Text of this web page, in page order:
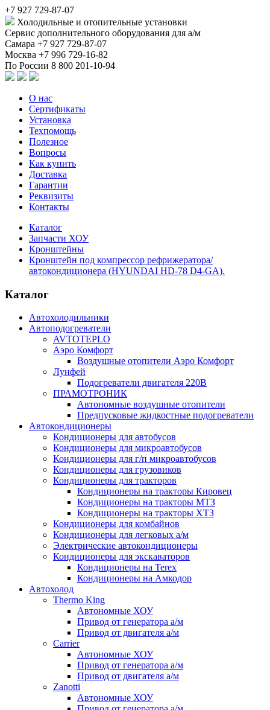
+7 927 729-87-07
Холодильные и отопительные установки
Сервис дополнительного оборудования для а/м
Самара +7 927 729-87-07
Москва +7 996 729-16-82
По России 8 800 201-10-94
О нас
Сертификаты
Установка
Техпомощь
Полезное
Вопросы
Как купить
Доставка
Гарантии
Реквизиты
Контакты
Каталог
Запчасти ХОУ
Кронштейны
Кронштейн под компрессор рефрижератора/
автокондиционера (HYUNDAI HD-78 D4-GA).
Каталог
Автохолодильники
Автоподогреватели
AVTOTEPLO
Аэро Комфорт
Воздушные отопители Аэро Комфорт
Лунфей
Подогреватели двигателя 220В
ПРАМОТРОНИК
Автономные воздушные отопители
Предпусковые жидкостные подогреватели
Автокондиционеры
Кондиционеры для автобусов
Кондиционеры для микроавтобусов
Кондиционеры для г/п микроавтобусов
Кондиционеры для грузовиков
Кондиционеры для тракторов
Кондиционеры на тракторы Кировец
Кондиционеры на тракторы МТЗ
Кондиционеры на тракторы ХТЗ
Кондиционеры для комбайнов
Кондиционеры для легковых а/м
Электрические автокондиционеры
Кондиционеры для экскаваторов
Кондиционеры на Terex
Кондиционеры на Амкодор
Автохолод
Thermo King
Автономные ХОУ
Привод от генератора а/м
Привод от двигателя а/м
Carrier
Автономные ХОУ
Привод от генератора а/м
Привод от двигателя а/м
Zanotti
Автономные ХОУ